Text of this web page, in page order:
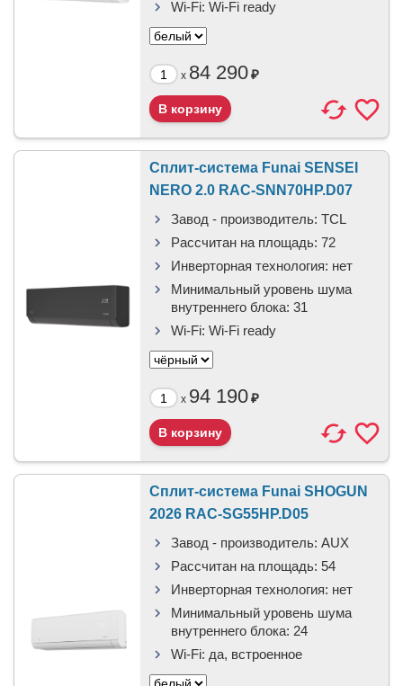
Wi-Fi: Wi-Fi ready
x 84 290₽
Сплит-система Funai SENSEI
NERO 2.0 RAC-SNN70HP.D07
Завод - производитель: TCL
Рассчитан на площадь: 72
Инверторная технология: нет
Минимальный уровень шума
внутреннего блока: 31
Wi-Fi: Wi-Fi ready
x 94 190₽
Сплит-система Funai SHOGUN
2026 RAC-SG55HP.D05
Завод - производитель: AUX
Рассчитан на площадь: 54
Инверторная технология: нет
Минимальный уровень шума
внутреннего блока: 24
Wi-Fi: да, встроенное